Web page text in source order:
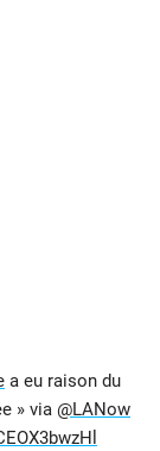
a eu raison du
» via @LANow